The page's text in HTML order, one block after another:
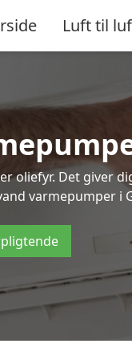
Luft til
oliefyr. Det giver
varmepumper i